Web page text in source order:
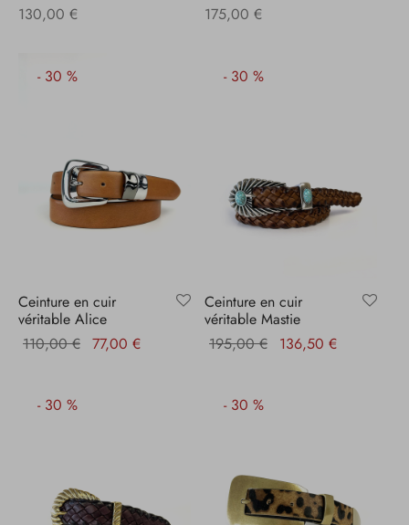
130,00 €
175,00 €
- 30 %
Ceinture en cuir
véritable Alice
110,00€ Le prix
77,00 €
- 30 %
Ceinture en cuir
véritable Mastie
195,00€
Le prix
136,50 €
- 30 % - 30 %